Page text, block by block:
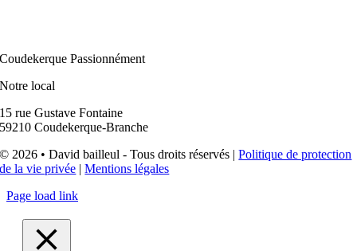
Coudekerque Passionnément
Notre local
15 rue Gustave Fontaine
59210 Coudekerque-Branche
© 2026 • David bailleul - Tous droits réservés |Politique de protection
de la vie privée |Mentions légales
Page load link